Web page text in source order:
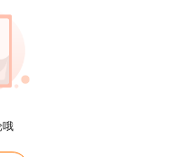
格考试
哦